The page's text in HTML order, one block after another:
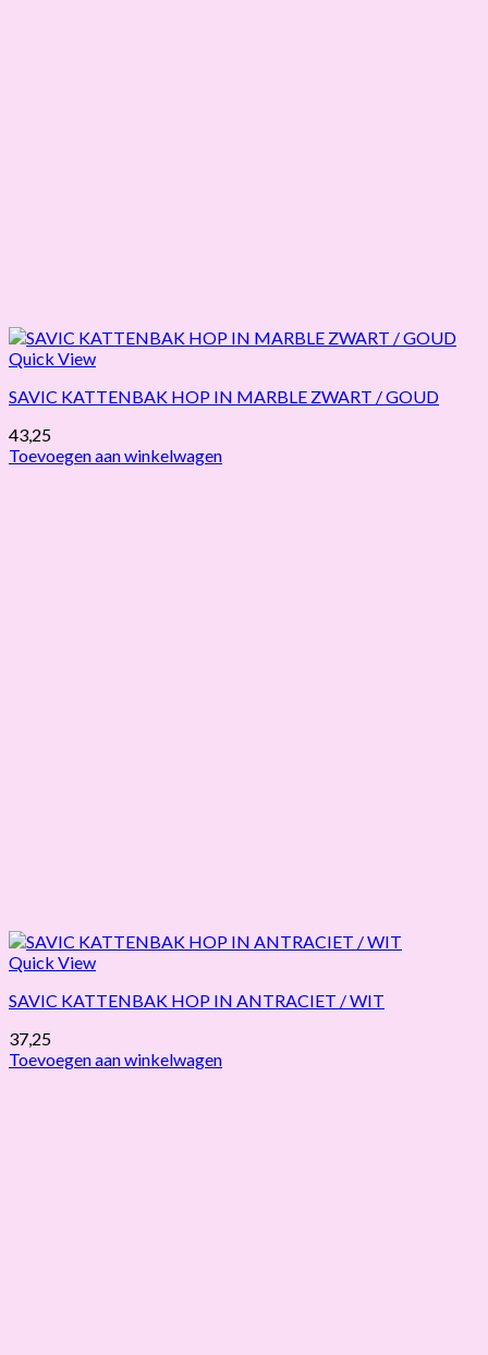
Quick View
SAVIC KATTENBAK HOP IN MARBLE ZWART / GOUD
43,25
Toevoegen aan winkelwagen
Quick View
SAVIC KATTENBAK HOP IN ANTRACIET / WIT
37,25
Toevoegen aan winkelwagen